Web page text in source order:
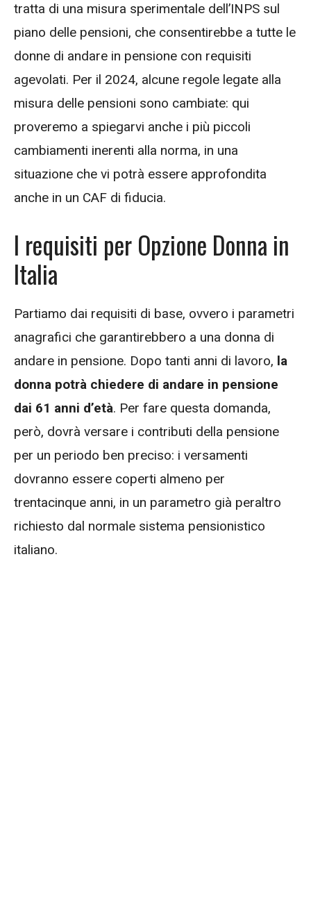
tratta di una misura sperimentale dell’INPS sul
piano delle pensioni, che consentirebbe a tutte le
donne di andare in pensione con requisiti
agevolati. Per il 2024, alcune regole legate alla
misura delle pensioni sono cambiate: qui
proveremo a spiegarvi anche i più piccoli
cambiamenti inerenti alla norma, in una
situazione che vi potrà essere approfondita
anche in un CAF di fiducia.
I requisiti per Opzione Donna in
Italia
Partiamo dai requisiti di base, ovvero i parametri
anagrafici che garantirebbero a una donna di
andare in pensione. Dopo tanti anni di lavoro, la
donna potrà chiedere di andare in pensione
dai 61 anni d’età. Per fare questa domanda,
però, dovrà versare i contributi della pensione
per un periodo ben preciso: i versamenti
dovranno essere coperti almeno per
trentacinque anni, in un parametro già peraltro
richiesto dal normale sistema pensionistico
italiano.